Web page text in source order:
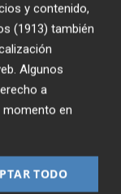
Últimas
1
Una gran
playas por
2 Vuelven
alerta por
Vega del
y contenido,
(1913) también
Algunos
a
momento en
TODO